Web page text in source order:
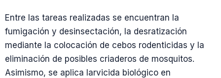
Entre las tareas realizadas se encuentran la
fumigación y desinsectación, la desratización
mediante la colocación de cebos rodenticidas y la
eliminación de posibles criaderos de mosquitos.
Asimismo, se aplica larvicida biológico en